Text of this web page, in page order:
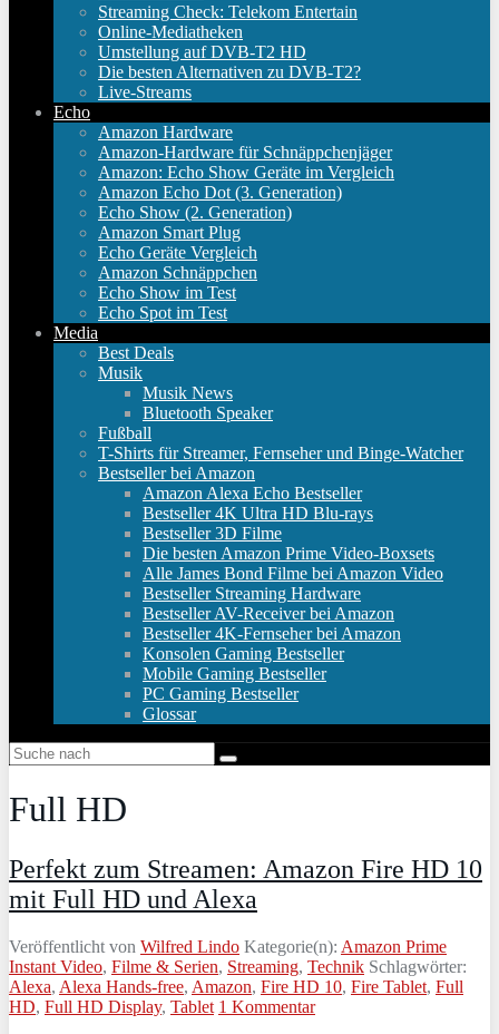
Streaming Check: Telekom Entertain
Online-Mediatheken
Umstellung auf DVB-T2 HD
Die besten Alternativen zu DVB-T2?
Live-Streams
Echo
Amazon Hardware
Amazon-Hardware für Schnäppchenjäger
Amazon: Echo Show Geräte im Vergleich
Amazon Echo Dot (3. Generation)
Echo Show (2. Generation)
Amazon Smart Plug
Echo Geräte Vergleich
Amazon Schnäppchen
Echo Show im Test
Echo Spot im Test
Media
Best Deals
Musik
Musik News
Bluetooth Speaker
Fußball
T-Shirts für Streamer, Fernseher und Binge-Watcher
Bestseller bei Amazon
Amazon Alexa Echo Bestseller
Bestseller 4K Ultra HD Blu-rays
Bestseller 3D Filme
Die besten Amazon Prime Video-Boxsets
Alle James Bond Filme bei Amazon Video
Bestseller Streaming Hardware
Bestseller AV-Receiver bei Amazon
Bestseller 4K-Fernseher bei Amazon
Konsolen Gaming Bestseller
Mobile Gaming Bestseller
PC Gaming Bestseller
Glossar
Full HD
Perfekt zum Streamen: Amazon Fire HD 10
mit Full HD und Alexa
Veröffentlicht von Wilfred Lindo Kategorie(n): Amazon Prime
Instant Video, Filme & Serien, Streaming, Technik Schlagwörter:
Alexa, Alexa Hands-free, Amazon, Fire HD 10, Fire Tablet, Full
HD, Full HD Display, Tablet 1 Kommentar